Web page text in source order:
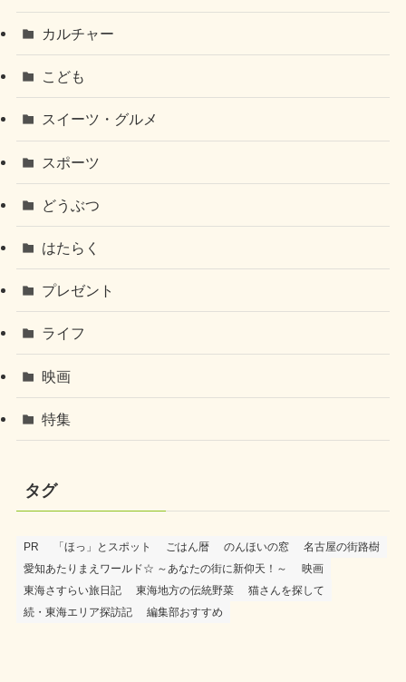
カルチャー
こども
スイーツ・グルメ
スポーツ
どうぶつ
はたらく
プレゼント
ライフ
映画
特集
タグ
PR 「ほっ」とスポット ごはん暦 のんほいの窓
名古屋の街路樹
愛知あたりまえワールド☆ ～あなたの街に新仰天！～
映画
東海さすらい旅日記
東海地方の伝統野菜
猫さんを探して
続・東海エリア探訪記
編集部おすすめ